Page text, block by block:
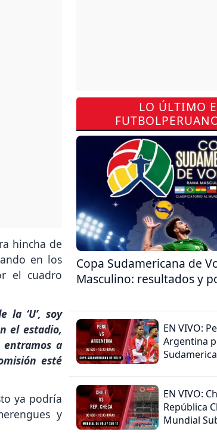
hincha de
en los
el cuadro
la ‘U’, soy
el estadio,
a
esté
ya podría
y
LO ÚLTIMO
Copa Sudamericana de
Masculino: resultados y
EN VIVO:
Argentina
EN VIVO:
República
Mundial